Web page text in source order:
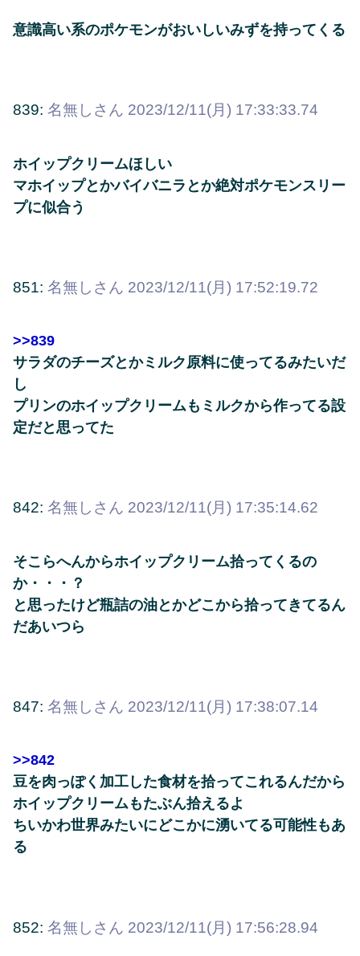
意識高い系のポケモンがおいしいみずを持ってくる
839: 名無しさん 2023/12/11(月) 17:33:33.74
ホイップクリームほしい
マホイップとかバイバニラとか絶対ポケモンスリー
プに似合う
851: 名無しさん 2023/12/11(月) 17:52:19.72
>>839
サラダのチーズとかミルク原料に使ってるみたいだ
し
プリンのホイップクリームもミルクから作ってる設
定だと思ってた
842: 名無しさん 2023/12/11(月) 17:35:14.62
そこらへんからホイップクリーム拾ってくるの
か・・・？
と思ったけど瓶詰の油とかどこから拾ってきてるん
だあいつら
847: 名無しさん 2023/12/11(月) 17:38:07.14
>>842
豆を肉っぽく加工した食材を拾ってこれるんだから
ホイップクリームもたぶん拾えるよ
ちいかわ世界みたいにどこかに湧いてる可能性もあ
る
852: 名無しさん 2023/12/11(月) 17:56:28.94